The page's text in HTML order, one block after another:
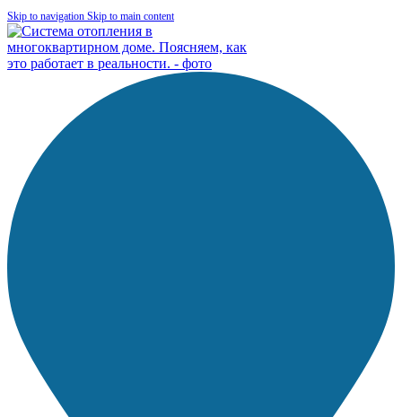
Skip to navigation Skip to main content